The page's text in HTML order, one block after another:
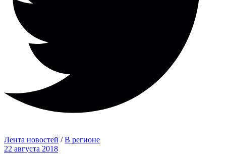
Лента новостей /В регионе
22 августа 2018